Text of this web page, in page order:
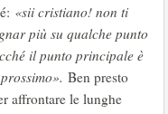
«sii cristiano! non ti
più su qualche punto
il punto principale è
Ben presto
affrontare le lunghe